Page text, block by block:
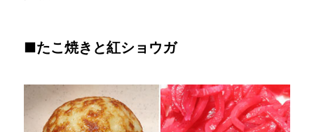
■たこ焼きと紅ショウガ